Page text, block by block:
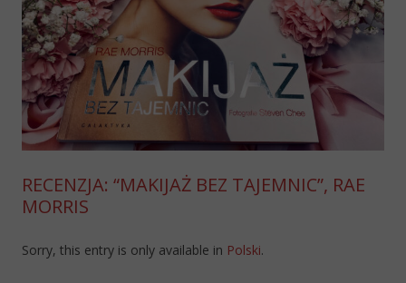
RECENZJA: “MAKIJAŻ BEZ TAJEMNIC”, RAE
MORRIS
Sorry, this entry is only available in Polski.